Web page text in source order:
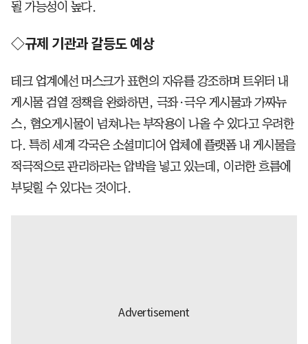
될 가능성이 높다.
◇규제 기관과 갈등도 예상
테크 업계에선 머스크가 표현의 자유를 강조하며 트위터 내
게시물 검열 정책을 완화하면, 극좌·극우 게시물과 가짜뉴
스, 혐오게시물이 넘쳐나는 부작용이 나올 수 있다고 우려한
다. 특히 세계 각국은 소셜미디어 업체에 플랫폼 내 게시물을
적극적으로 관리하라는 압박을 넣고 있는데, 이러한 흐름에
부딪힐 수 있다는 것이다.